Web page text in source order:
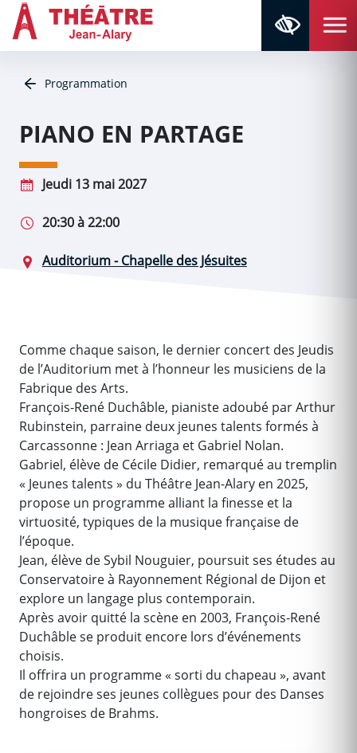
Aller au contenu
Aller au menu
Navigation principaleRetour à la page d'accueil
Programmation
PIANO EN PARTAGE
Jeudi 13 mai 2027
20:30 à 22:00
Auditorium - Chapelle des Jésuites
Comme chaque saison, le dernier concert des Jeudis
de l’Auditorium met à l’honneur les musiciens de la
Fabrique des Arts.
François-René Duchâble, pianiste adoubé par Arthur
Rubinstein, parraine deux jeunes talents formés à
Carcassonne : Jean Arriaga et Gabriel Nolan.
Gabriel, élève de Cécile Didier, remarqué au tremplin
« Jeunes talents » du Théâtre Jean-Alary en 2025,
propose un programme alliant la finesse et la
virtuosité, typiques de la musique française de
l’époque.
Jean, élève de Sybil Nouguier, poursuit ses études au
Conservatoire à Rayonnement Régional de Dijon et
explore un langage plus contemporain.
Après avoir quitté la scène en 2003, François-René
Duchâble se produit encore lors d’événements
choisis.
Il offrira un programme « sorti du chapeau », avant
de rejoindre ses jeunes collègues pour des Danses
hongroises de Brahms.
Panneau de gestion des cookies